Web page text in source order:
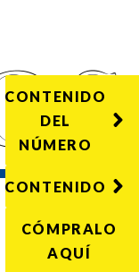
CONTENIDO
DEL
NÚMERO
CONTENIDO
CÓMPRALO
AQUÍ